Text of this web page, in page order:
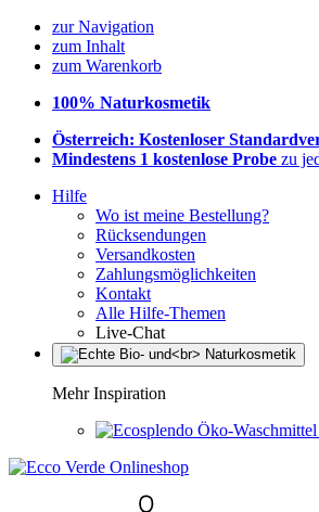
zur Navigation
zum Inhalt
zum Warenkorb
100% Naturkosmetik
Österreich: Kostenloser
Mindestens 1 kostenlose Probe zu
Hilfe
Wo ist meine Bestellung?
Rücksendungen
Versandkosten
Zahlungsmöglichkeiten
Kontakt
Alle Hilfe-Themen
Live-Chat
Mehr Inspiration
Öko-